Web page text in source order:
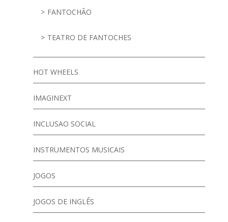
FANTOCHÃO
TEATRO DE FANTOCHES
HOT WHEELS
IMAGINEXT
INCLUSAO SOCIAL
INSTRUMENTOS MUSICAIS
JOGOS
JOGOS DE INGLÊS